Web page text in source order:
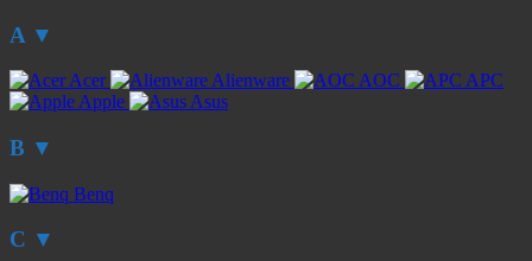
A ▼
Acer Alienware AOC
APC
Apple
Asus
B ▼
Benq
C ▼